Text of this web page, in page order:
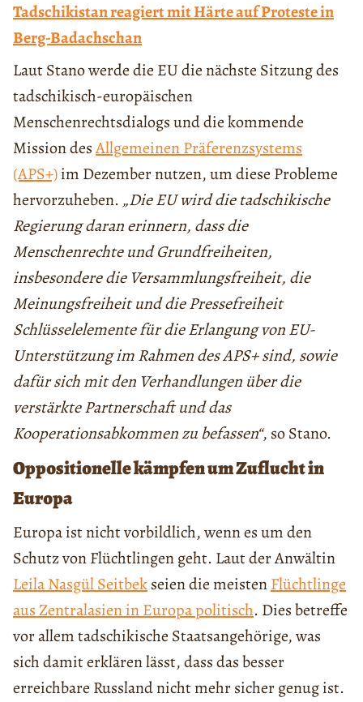
Tadschikistan reagiert mit Härte auf Proteste in
Berg-Badachschan
Laut Stano werde die EU die nächste Sitzung des
tadschikisch-europäischen
Menschenrechtsdialogs und die kommende
Mission desAllgemeinen Präferenzsystems
(APS+)im Dezember nutzen, um diese Probleme
hervorzuheben. „Die EU wird die tadschikische
Regierung daran erinnern, dass die
Menschenrechte und Grundfreiheiten,
insbesondere die Versammlungsfreiheit, die
Meinungsfreiheit und die Pressefreiheit
Schlüsselelemente für die Erlangung von EU-
Unterstützung im Rahmen des APS+ sind, sowie
dafür sich mit den Verhandlungen über die
verstärkte Partnerschaft und das
Kooperationsabkommen zu befassen“, so Stano.
Oppositionelle kämpfen um Zuflucht in
Europa
Europa ist nicht vorbildlich, wenn es um den
Schutz von Flüchtlingen geht. Laut der Anwältin
Leila Nasgül Seitbekseien die meistenFlüchtlinge
aus Zentralasien in Europa politisch. Dies betreffe
vor allem tadschikische Staatsangehörige, was
sich damit erklären lässt, dass das besser
erreichbare Russland nicht mehr sicher genug ist.